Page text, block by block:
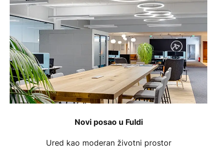
Novi posao u Fuldi
Ured kao moderan životni prostor